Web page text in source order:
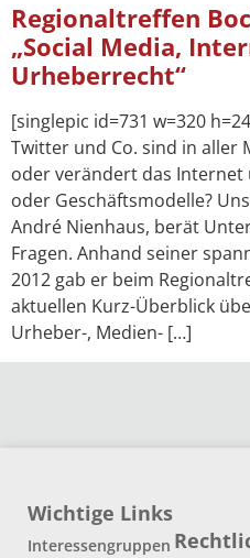
Regionaltreffen
„Social Media,
Urheberrecht“
[singlepic id=731 w=320
Twitter und Co. sind in aller
oder verändert das
oder Geschäftsmodelle?
André Nienhaus, berät
Fragen. Anhand seiner
2012 gab er beim
aktuellen Kurz-Überblick
Urheber-, Medien- […]
Wichtige Links
Interessengruppen